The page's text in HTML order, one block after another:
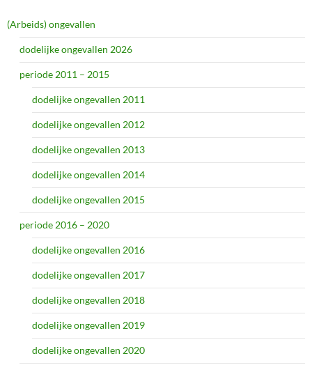
(Arbeids) ongevallen
dodelijke ongevallen 2026
periode 2011 – 2015
dodelijke ongevallen 2011
dodelijke ongevallen 2012
dodelijke ongevallen 2013
dodelijke ongevallen 2014
dodelijke ongevallen 2015
periode 2016 – 2020
dodelijke ongevallen 2016
dodelijke ongevallen 2017
dodelijke ongevallen 2018
dodelijke ongevallen 2019
dodelijke ongevallen 2020